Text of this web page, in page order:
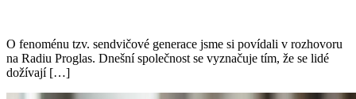
O fenoménu tzv. sendvičové generace jsme si povídali v rozhovoru
na Radiu Proglas. Dnešní společnost se vyznačuje tím, že se lidé
dožívají […]